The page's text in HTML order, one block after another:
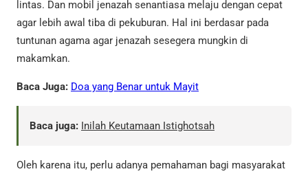
lintas. Dan mobil jenazah senantiasa melaju dengan cepat
agar lebih awal tiba di pekuburan. Hal ini berdasar pada
tuntunan agama agar jenazah sesegera mungkin di
makamkan.
Baca Juga: Doa yang Benar untuk Mayit
Baca juga: Inilah Keutamaan Istighotsah
Oleh karena itu, perlu adanya pemahaman bagi masyarakat